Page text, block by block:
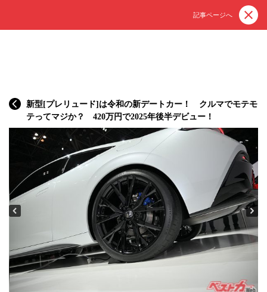
記事ページへ
新型[プレリュード]は令和の新デートカー！ クルマでモテモ
テってマジか？ 420万円で2025年後半デビュー！